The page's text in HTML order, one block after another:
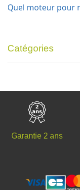
Quel moteur pour
Catégories
Garantie 2 ans